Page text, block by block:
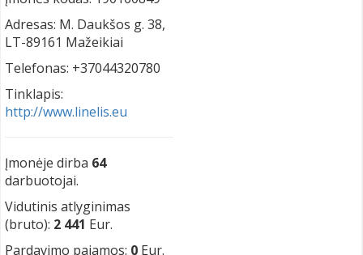
Adresas: M. Daukšos g. 38,
LT-89161 Mažeikiai
Telefonas: +37044320780
Tinklapis:
http://www.linelis.eu
Įmonėje dirba 64
darbuotojai.
Vidutinis atlyginimas
(bruto): 2 441 Eur.
Pardavimo pajamos: 0 Eur.